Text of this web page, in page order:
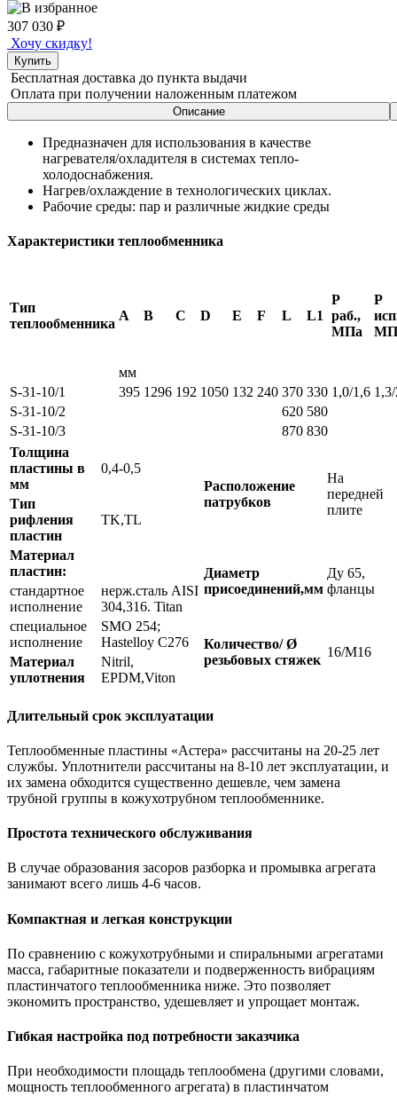
307 030 ₽
Хочу скидку!
Купить
Бесплатная доставка до пункта выдачи
Оплата при получении наложенным платежом
Описание
Предназначен для использования в качестве
нагревателя/охладителя в системах тепло-
холодоснабжения.
Нагрев/охлаждение в технологических циклах.
Рабочие среды: пар и различные жидкие среды
Характеристики теплообменника
Тип
теплообменника
А В С D Е F L L1
Р
раб.,
МПа
Р
мм
S-31-10/1
395 1296 192 1050 132 240 370 330 1,0/1,6
S-31-10/2
620 580
S-31-10/3
870 830
Толщина
пластины в
мм
0,4-0,5
Расположение
патрубков
На
передней
плите
Тип
рифления
пластин
TK,TL
Материал
пластин:
Диаметр
присоединений,мм
Ду 65,
фланцы
стандартное
исполнение
нерж.сталь AISI
304,316. Titan
специальное
исполнение
SMO 254;
Hastelloy С276
Количество/ Ø
резьбовых стяжек
16/М16
Материал
уплотнения
Nitril,
EPDM,Viton
Длительный срок эксплуатации
Теплообменные пластины «Астера» рассчитаны на 20-25 лет
службы. Уплотнители рассчитаны на 8-10 лет эксплуатации, и
их замена обходится существенно дешевле, чем замена
трубной группы в кожухотрубном теплообменнике.
Простота технического обслуживания
В случае образования засоров разборка и промывка агрегата
занимают всего лишь 4-6 часов.
Компактная и легкая конструкции
По сравнению с кожухотрубными и спиральными агрегатами
масса, габаритные показатели и подверженность вибрациям
пластинчатого теплообменника ниже. Это позволяет
экономить пространство, удешевляет и упрощает монтаж.
Гибкая настройка под потребности заказчика
При необходимости площадь теплообмена (другими словами,
мощность теплообменного агрегата) в пластинчатом